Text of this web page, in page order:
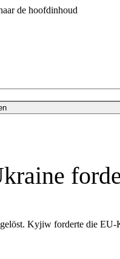
de hoofdinhoud
Kyjiw forderte die